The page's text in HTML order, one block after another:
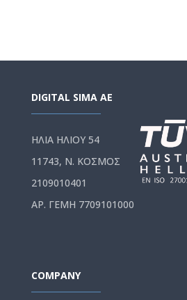
DIGITAL SIMA AE
ΗΛΙΑ ΗΛΙΟΥ 54
11743, Ν. ΚΟΣΜΟΣ
2109010401
ΑΡ. ΓΕΜΗ 7709101000
COMPANY